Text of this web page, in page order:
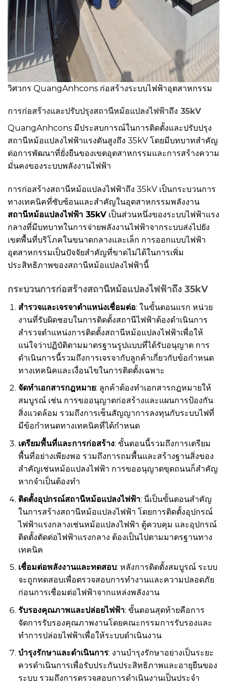
วิศวกร QuangAnhcons ก่อสร้างระบบไฟฟ้าอุตสาหกรรม
การก่อสร้างและปรับปรุงสถานีหม้อแปลงไฟฟ้าถึง 35kV
QuangAnhcons มีประสบการณ์ในการติดตั้งและปรับปรุง
สถานีหม้อแปลงไฟฟ้าแรงดันสูงถึง 35kV โดยมีบทบาทสำคัญ
ต่อการพัฒนาที่ยั่งยืนของเขตอุตสาหกรรมและการสร้างความ
มั่นคงของระบบพลังงานไฟฟ้า
การก่อสร้างสถานีหม้อแปลงไฟฟ้าถึง 35kV เป็นกระบวนการ
ทางเทคนิคที่ซับซ้อนและสำคัญในอุตสาหกรรมพลังงาน
สถานีหม้อแปลงไฟฟ้า 35kV เป็นส่วนหนึ่งของระบบไฟฟ้าแรง
กลางที่มีบทบาทในการจ่ายพลังงานไฟฟ้าจากระบบส่งไปยัง
เขตพื้นที่บริโภคในขนาดกลางและเล็ก การออกแบบไฟฟ้า
อุตสาหกรรมเป็นปัจจัยสำคัญที่ขาดไม่ได้ในการเพิ่ม
ประสิทธิภาพของสถานีหม้อแปลงไฟฟ้านี้
กระบวนการก่อสร้างสถานีหม้อแปลงไฟฟ้าถึง 35kV
สำรวจและเจรจาตำแหน่งเชื่อมต่อ: ในขั้นตอนแรก หน่วย
งานที่รับผิดชอบในการติดตั้งสถานีไฟฟ้าต้องดำเนินการ
สำรวจตำแหน่งการติดตั้งสถานีหม้อแปลงไฟฟ้าเพื่อให้
แน่ใจว่าปฏิบัติตามมาตรฐานรูปแบบที่ได้รับอนุญาต การ
ดำเนินการนี้รวมถึงการเจรจากับลูกค้าเกี่ยวกับข้อกำหนด
ทางเทคนิคและเงื่อนไขในการติดตั้งเฉพาะ
จัดทำเอกสารกฎหมาย: ลูกค้าต้องทำเอกสารกฎหมายให้
สมบูรณ์ เช่น การขออนุญาตก่อสร้างและแผนการป้องกัน
สิ่งแวดล้อม รวมถึงการเซ็นสัญญาการลงทุนกับระบบไฟที่
มีข้อกำหนดทางเทคนิคที่ได้กำหนด
เตรียมพื้นที่และการก่อสร้าง: ขั้นตอนนี้รวมถึงการเตรียม
พื้นที่อย่างเพียงพอ รวมถึงการถมพื้นและสร้างฐานสิ่งของ
สำคัญเช่นหม้อแปลงไฟฟ้า การขออนุญาตขุดถนนก็สำคัญ
หากจำเป็นต้องทำ
ติดตั้งอุปกรณ์สถานีหม้อแปลงไฟฟ้า: นี่เป็นขั้นตอนสำคัญ
ในการสร้างสถานีหม้อแปลงไฟฟ้า โดยการติดตั้งอุปกรณ์
ไฟฟ้าแรงกลางเช่นหม้อแปลงไฟฟ้า ตู้ควบคุม และอุปกรณ์
ติดตั้งตัดต่อไฟฟ้าแรงกลาง ต้องเป็นไปตามมาตรฐานทาง
เทคนิค
เชื่อมต่อพลังงานและทดสอบ: หลังการติดตั้งสมบูรณ์ ระบบ
จะถูกทดสอบเพื่อตรวจสอบการทำงานและความปลอดภัย
ก่อนการเชื่อมต่อไฟฟ้าจากแหล่งพลังงาน
รับรองคุณภาพและปล่อยไฟฟ้า: ขั้นตอนสุดท้ายคือการ
จัดการรับรองคุณภาพงานโดยคณะกรรมการรับรองและ
ทำการปล่อยไฟฟ้าเพื่อให้ระบบดำเนินงาน
บำรุงรักษาและดำเนินการ: งานบำรุงรักษาอย่างเป็นระยะ
ควรดำเนินการเพื่อรับประกันประสิทธิภาพและอายุยืนของ
ระบบ รวมถึงการตรวจสอบการดำเนินงานเป็นประจำ